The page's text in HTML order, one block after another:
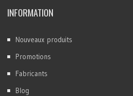
INFORMATION
Nouveaux produits
Promotions
Fabricants
Blog